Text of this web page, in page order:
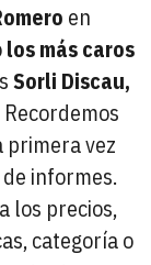
en
los más caros
Sorli Discau,
Recordemos
primera vez
informes.
los precios,
categoría o